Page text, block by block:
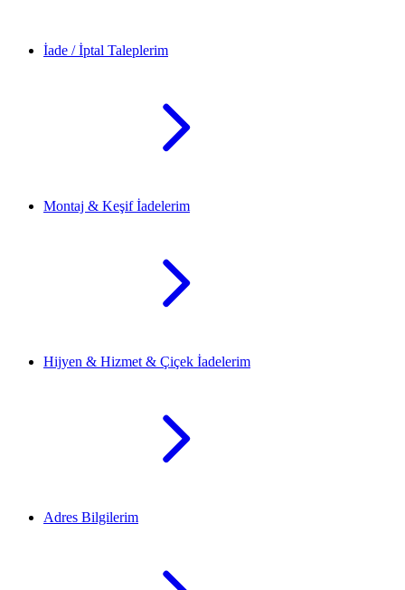
İade / İptal Taleplerim
Montaj & Keşif İadelerim
Hijyen & Hizmet & Çiçek İadelerim
Adres Bilgilerim